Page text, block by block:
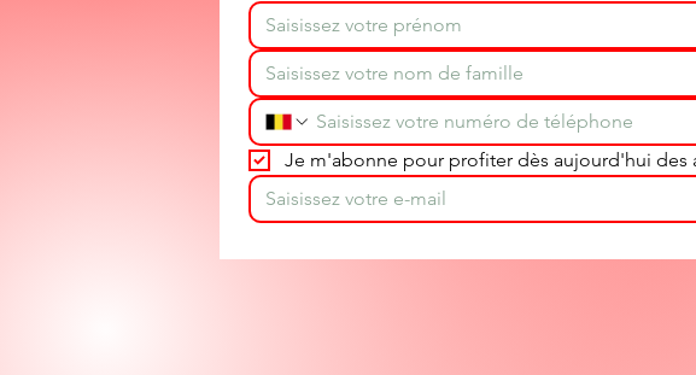
Je m'abonne pour profiter dès aujourd'hui des